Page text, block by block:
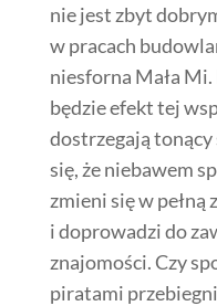
nie jest zbyt
w pracach
niesforna Mała
będzie efekt tej
dostrzegają
się, że niebawem
zmieni się w
i doprowadzi do
znajomości. Czy
piratami